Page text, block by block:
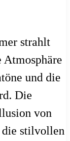
strahlt
Atmosphäre
und die
Die
von
die stilvollen